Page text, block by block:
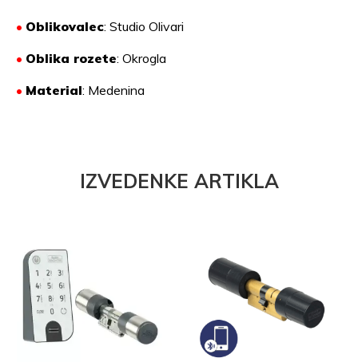
• Oblikovalec: Studio Olivari
• Oblika rozete: Okrogla
• Material: Medenina
IZVEDENKE ARTIKLA